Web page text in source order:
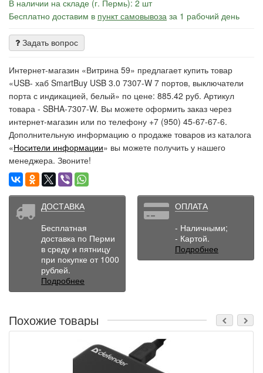
В наличии на складе (г. Пермь): 2 шт
Бесплатно доставим в пункт самовывоза за 1 рабочий день
Задать вопрос
Интернет-магазин «Витрина 59» предлагает купить товар
«USB- хаб SmartBuy USB 3.0 7307-W 7 портов, выключатели
порта с индикацией, белый» по цене: 885.42 руб. Артикул
товара - SBHA-7307-W. Вы можете оформить заказ через
интернет-магазин или по телефону +7 (950) 45-67-67-6.
Дополнительную информацию о продаже товаров из каталога
«Носители информации» вы можете получить у нашего
менеджера. Звоните!
ДОСТАВКА
Бесплатная
доставка по Перми
в среду и пятницу
при покупке от 1000
рублей.
Подробнее
ОПЛАТА
- Наличными;
- Картой.
Подробнее
Похожие товары